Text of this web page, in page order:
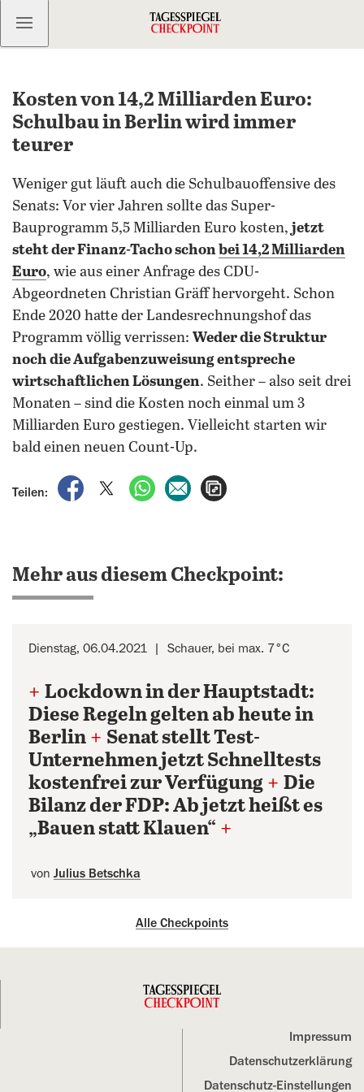
Kostenlos anmelden
Kosten von 14,2 Milliarden Euro:
Schulbau in Berlin wird immer
teurer
Weniger gut läuft auch die Schulbauoffensive des
Senats: Vor vier Jahren sollte das Super-
Bauprogramm 5,5 Milliarden Euro kosten,jetzt
steht der Finanz-Tacho schon bei 14,2 Milliarden
Euro, wie aus einer Anfrage des CDU-
Abgeordneten Christian Gräff hervorgeht. Schon
Ende 2020 hatte der Landesrechnungshof das
Programm völlig verrissen: Weder die Struktur
noch die Aufgabenzuweisung entspreche
wirtschaftlichen Lösungen. Seither – also seit drei
Monaten – sind die Kosten noch einmal um 3
Milliarden Euro gestiegen. Vielleicht starten wir
bald einen neuen Count-Up.
Teilen:
auf Facebook teilen
auf X teilenper WhatsApp teilen
per E-Mail teilen
Mehr aus diesem Checkpoint:
Dienstag, 06.04.2021 Schauer, bei max. 7°C
+ Lockdown in der Hauptstadt:
Diese Regeln gelten ab heute in
Berlin + Senat stellt Test-
Unternehmen jetzt Schnelltests
kostenfrei zur Verfügung + Die
Bilanz der FDP: Ab jetzt heißt es
„Bauen statt Klauen“ +
von Julius Betschka
Alle Checkpoints
Impressum
Datenschutz­erklärung
Datenschutz-Einstellungen